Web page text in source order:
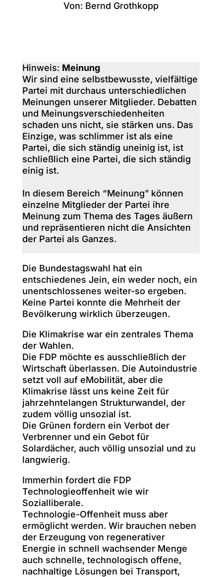
Von: Bernd Grothkopp
Hinweis: Meinung
Wir sind eine selbstbewusste, vielfältige
Partei mit durchaus unterschiedlichen
Meinungen unserer Mitglieder. Debatten
und Meinungsverschiedenheiten
schaden uns nicht, sie stärken uns. Das
Einzige, was schlimmer ist als eine
Partei, die sich ständig uneinig ist, ist
schließlich eine Partei, die sich ständig
einig ist.
In diesem Bereich “Meinung” können
einzelne Mitglieder der Partei ihre
Meinung zum Thema des Tages äußern
und repräsentieren nicht die Ansichten
der Partei als Ganzes.
Die Bundestagswahl hat ein
entschiedenes Jein, ein weder noch, ein
unentschlossenes weiter-so ergeben.
Keine Partei konnte die Mehrheit der
Bevölkerung wirklich überzeugen.
Die Klimakrise war ein zentrales Thema
der Wahlen.
Die FDP möchte es ausschließlich der
Wirtschaft überlassen. Die Autoindustrie
setzt voll auf eMobilität, aber die
Klimakrise lässt uns keine Zeit für
jahrzehntelangen Strukturwandel, der
zudem völlig unsozial ist.
Die Grünen fordern ein Verbot der
Verbrenner und ein Gebot für
Solardächer, auch völlig unsozial und zu
langwierig.
Immerhin fordert die FDP
Technologieoffenheit wie wir
Sozialliberale.
Technologie-Offenheit muss aber
ermöglicht werden. Wir brauchen neben
der Erzeugung von regenerativer
Energie in schnell wachsender Menge
auch schnelle, technologisch offene,
nachhaltige Lösungen bei Transport,